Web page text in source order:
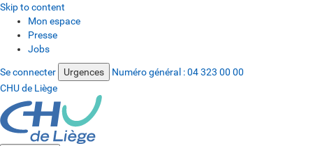
Skip to content
Mon espace
Presse
Jobs
Se connecter Urgences Numéro général :04 323 00 00
CHU de Liège